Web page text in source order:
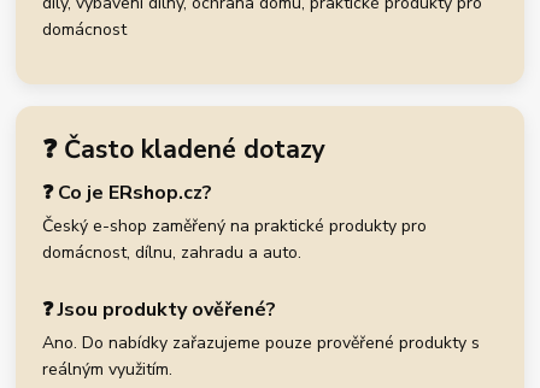
domácnost
❓ Často kladené dotazy
❓ Co je ERshop.cz?
Český e-shop zaměřený na praktické produkty pro
domácnost, dílnu, zahradu a auto.
❓ Jsou produkty ověřené?
Ano. Do nabídky zařazujeme pouze prověřené produkty s
reálným využitím.